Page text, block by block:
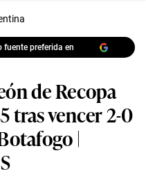
fuente preferida en
de Recopa
tras vencer 2-0
|